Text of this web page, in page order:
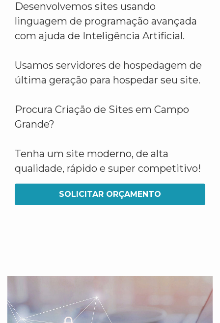
Desenvolvemos sites usando
linguagem de programação avançada
com ajuda de Inteligência Artificial.
Usamos servidores de hospedagem de
última geração para hospedar seu site.
Procura Criação de Sites em Campo
Grande?
Tenha um site moderno, de alta
qualidade, rápido e super competitivo!
SOLICITAR ORÇAMENTO